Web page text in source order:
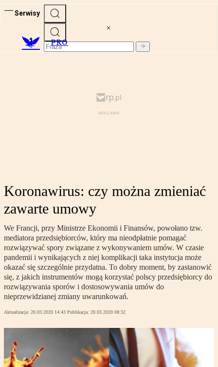
Serwisy
PRO
Koronawirus: czy można zmieniać
zawarte umowy
We Francji, przy Ministrze Ekonomii i Finansów, powołano tzw.
mediatora przedsiębiorców, który ma nieodpłatnie pomagać
rozwiązywać spory związane z wykonywaniem umów. W czasie
pandemii i wynikających z niej komplikacji taka instytucja może
okazać się szczególnie przydatna. To dobry moment, by zastanowić
się, z jakich instrumentów mogą korzystać polscy przedsiębiorcy do
rozwiązywania sporów i dostosowywania umów do
nieprzewidzianej zmiany uwarunkowań.
Aktualizacja: 20.03.2020 14:43 Publikacja: 20.03.2020 08:32